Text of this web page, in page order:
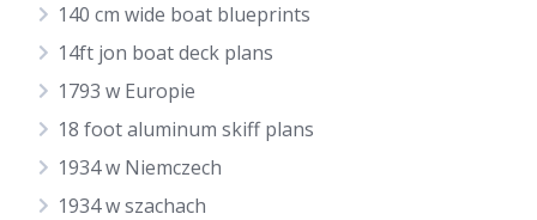
140 cm wide boat blueprints
14ft jon boat deck plans
1793 w Europie
18 foot aluminum skiff plans
1934 w Niemczech
1934 w szachach